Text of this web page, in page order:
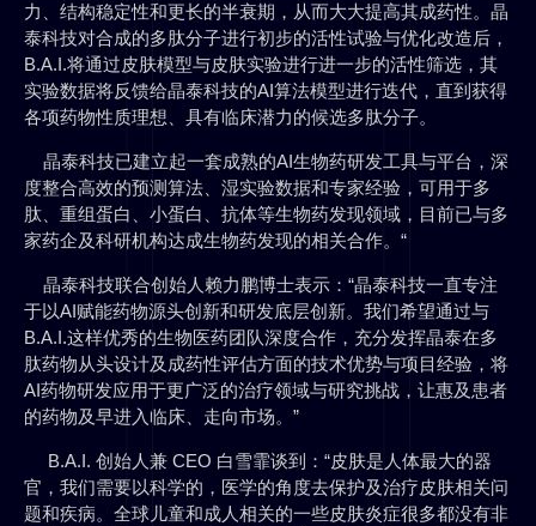
力、结构稳定性和更长的半衰期，从而大大提高其成药性。晶
泰科技对合成的多肽分子进行初步的活性试验与优化改造后，
B.A.I.将通过皮肤模型与皮肤实验进行进一步的活性筛选，其
实验数据将反馈给晶泰科技的AI算法模型进行迭代，直到获得
各项药物性质理想、具有临床潜力的候选多肽分子。
晶泰科技已建立起一套成熟的AI生物药研发工具与平台，深
度整合高效的预测算法、湿实验数据和专家经验，可用于多
肽、重组蛋白、小蛋白、抗体等生物药发现领域，目前已与多
家药企及科研机构达成生物药发现的相关合作。“
晶泰科技联合创始人赖力鹏博士表示：“晶泰科技一直专注
于以AI赋能药物源头创新和研发底层创新。我们希望通过与
B.A.I.这样优秀的生物医药团队深度合作，充分发挥晶泰在多
肽药物从头设计及成药性评估方面的技术优势与项目经验，将
AI药物研发应用于更广泛的治疗领域与研究挑战，让惠及患者
的药物及早进入临床、走向市场。”
B.A.I. 创始人兼 CEO 白雪霏谈到：“皮肤是人体最大的器
官，我们需要以科学的，医学的角度去保护及治疗皮肤相关问
题和疾病。全球儿童和成人相关的一些皮肤炎症很多都没有非